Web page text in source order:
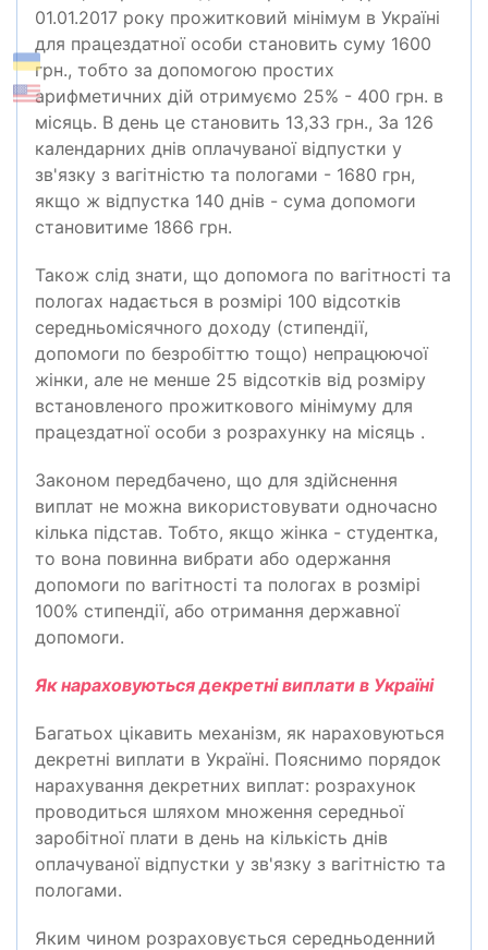
01.01.2017 року прожитковий мінімум в Україні
для працездатної особи становить суму 1600
грн., тобто за допомогою простих
арифметичних дій отримуємо 25% - 400 грн. в
місяць. В день це становить 13,33 грн., За 126
календарних днів оплачуваної відпустки у
зв'язку з вагітністю та пологами - 1680 грн,
якщо ж відпустка 140 днів - сума допомоги
становитиме 1866 грн.
Також слід знати, що допомога по вагітності та
пологах надається в розмірі 100 відсотків
середньомісячного доходу (стипендії,
допомоги по безробіттю тощо) непрацюючої
жінки, але не менше 25 відсотків від розміру
встановленого прожиткового мінімуму для
працездатної особи з розрахунку на місяць .
Законом передбачено, що для здійснення
виплат не можна використовувати одночасно
кілька підстав. Тобто, якщо жінка - студентка,
то вона повинна вибрати або одержання
допомоги по вагітності та пологах в розмірі
100% стипендії, або отримання державної
допомоги.
Як нараховуються декретні виплати в Україні
Багатьох цікавить механізм, як нараховуються
декретні виплати в Україні. Пояснимо порядок
нарахування декретних виплат: розрахунок
проводиться шляхом множення середньої
заробітної плати в день на кількість днів
оплачуваної відпустки у зв'язку з вагітністю та
пологами.
Яким чином розраховується середньоденний